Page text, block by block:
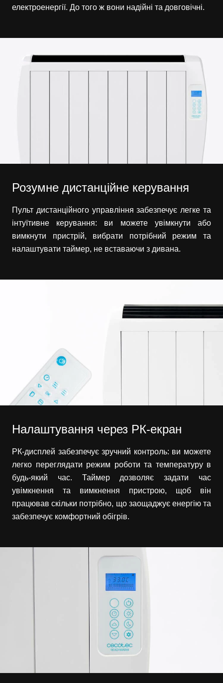
електроенергії. До того ж вони надійні та довговічні.
Розумне дистанційне керування
Пульт дистанційного управління забезпечує легке та
інтуїтивне керування: ви можете увімкнути або
вимкнути пристрій, вибрати потрібний режим та
налаштувати таймер, не вставаючи з дивана.
Налаштування через РК-екран
РК-дисплей забезпечує зручний контроль: ви можете
легко переглядати режим роботи та температуру в
будь-який час. Таймер дозволяє задати час
увімкнення та вимкнення пристрою, щоб він
працював скільки потрібно, що заощаджує енергію та
забезпечує комфортний обігрів.